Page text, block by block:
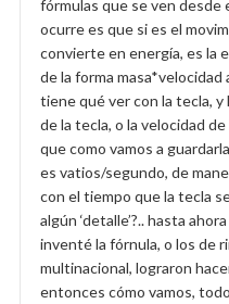
fórmulas que se ven desde
ocurre es que si es el
convierte en energía, es la
de la forma
tiene qué ver con la tecla, y
de la tecla, o la velocidad
que como vamos a
es vatios/segundo, de
con el tiempo que la tecla
algún ‘detalle’?.. hasta
inventé la fórnula, o los de
multinacional, lograron
entonces cómo vamos,